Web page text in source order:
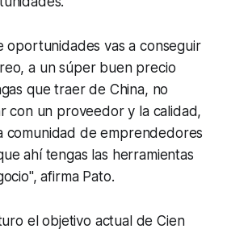
oportunidades vas a conseguir
a un súper buen precio
que traer de China, no
con un proveedor y la calidad,
comunidad de emprendedores
ahí tengas las herramientas
afirma Pato.
el objetivo actual de Cien